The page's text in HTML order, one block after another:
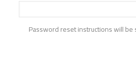
Password reset instructions will